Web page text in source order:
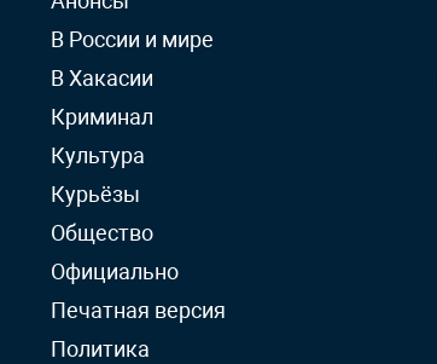
В России и мире
В Хакасии
Криминал
Культура
Курьёзы
Общество
Официально
Печатная версия
Политика